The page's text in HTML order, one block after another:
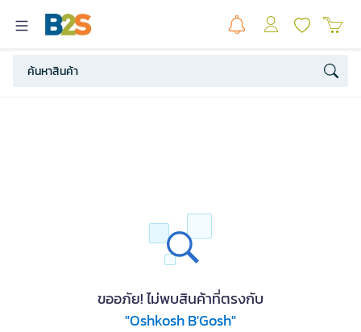
ขออภัย! ไม่พบสินค้าที่ตรงกับ
"Oshkosh B'Gosh"